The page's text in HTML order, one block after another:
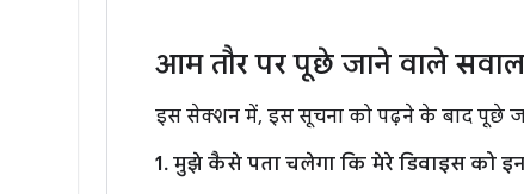
आम तौर पर पूछे जाने वाले
इस सेक्शन में, इस सूचना को पढ़ने के बाद पूछे
1. मुझे कैसे पता चलेगा कि मेरे डिवाइस को